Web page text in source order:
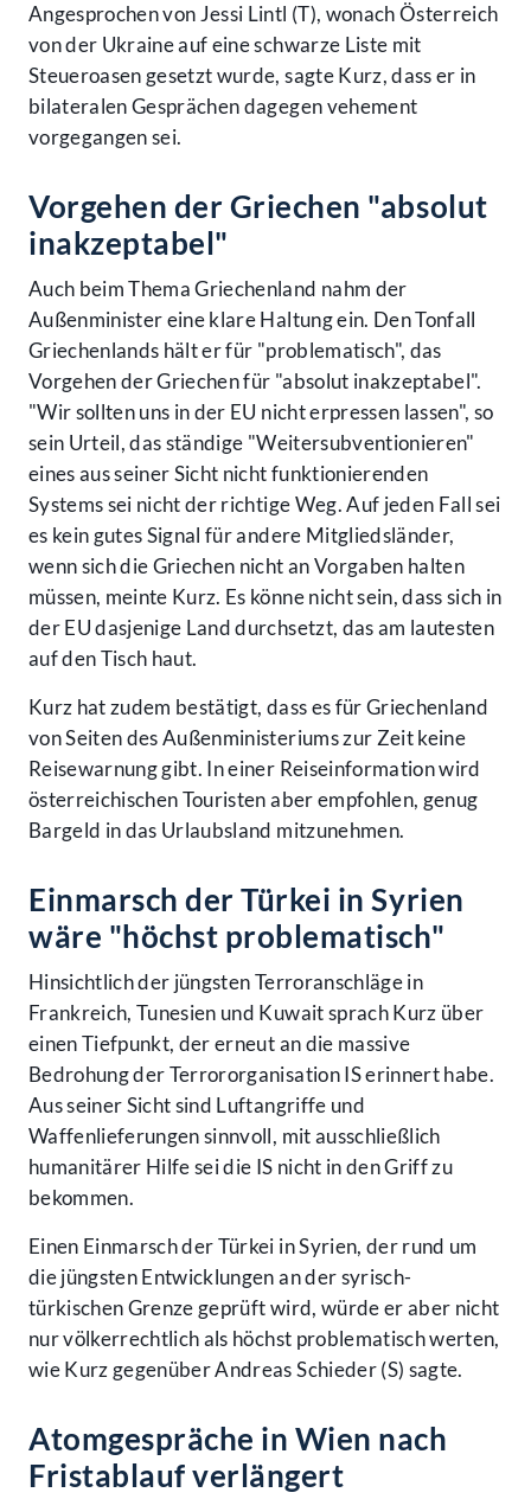
Angesprochen von Jessi Lintl (T), wonach Österreich
von der Ukraine auf eine schwarze Liste mit
Steueroasen gesetzt wurde, sagte Kurz, dass er in
bilateralen Gesprächen dagegen vehement
vorgegangen sei.
Vorgehen der Griechen "absolut
inakzeptabel"
Auch beim Thema Griechenland nahm der
Außenminister eine klare Haltung ein. Den Tonfall
Griechenlands hält er für "problematisch", das
Vorgehen der Griechen für "absolut inakzeptabel".
"Wir sollten uns in der EU nicht erpressen lassen", so
sein Urteil, das ständige "Weitersubventionieren"
eines aus seiner Sicht nicht funktionierenden
Systems sei nicht der richtige Weg. Auf jeden Fall sei
es kein gutes Signal für andere Mitgliedsländer,
wenn sich die Griechen nicht an Vorgaben halten
müssen, meinte Kurz. Es könne nicht sein, dass sich in
der EU dasjenige Land durchsetzt, das am lautesten
auf den Tisch haut.
Kurz hat zudem bestätigt, dass es für Griechenland
von Seiten des Außenministeriums zur Zeit keine
Reisewarnung gibt. In einer Reiseinformation wird
österreichischen Touristen aber empfohlen, genug
Bargeld in das Urlaubsland mitzunehmen.
Einmarsch der Türkei in Syrien
wäre "höchst problematisch"
Hinsichtlich der jüngsten Terroranschläge in
Frankreich, Tunesien und Kuwait sprach Kurz über
einen Tiefpunkt, der erneut an die massive
Bedrohung der Terrororganisation IS erinnert habe.
Aus seiner Sicht sind Luftangriffe und
Waffenlieferungen sinnvoll, mit ausschließlich
humanitärer Hilfe sei die IS nicht in den Griff zu
bekommen.
Einen Einmarsch der Türkei in Syrien, der rund um
die jüngsten Entwicklungen an der syrisch-
türkischen Grenze geprüft wird, würde er aber nicht
nur völkerrechtlich als höchst problematisch werten,
wie Kurz gegenüber Andreas Schieder (S) sagte.
Atomgespräche in Wien nach
Fristablauf verlängert